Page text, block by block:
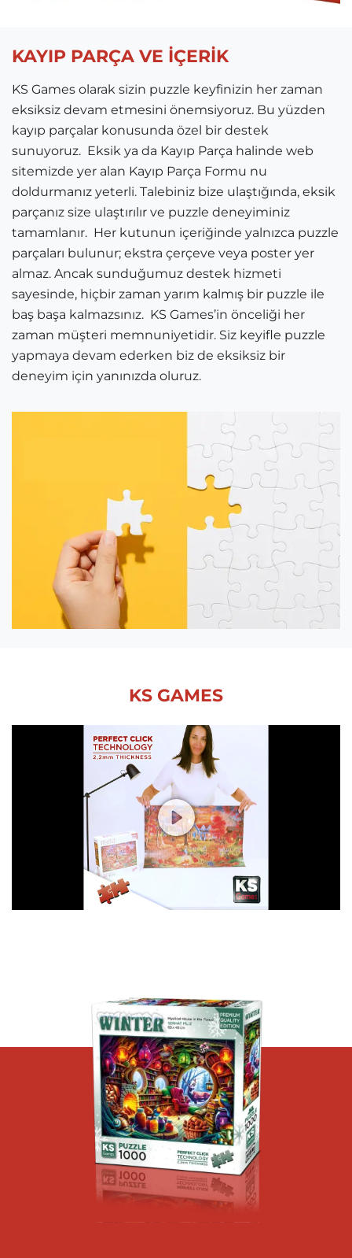
KAYIP PARÇA VE İÇERİK
KS Games olarak sizin puzzle keyfinizin her zaman
eksiksiz devam etmesini önemsiyoruz. Bu yüzden
kayıp parçalar konusunda özel bir destek
sunuyoruz. Eksik ya da Kayıp Parça halinde web
sitemizde yer alan Kayıp Parça Formu nu
doldurmanız yeterli. Talebiniz bize ulaştığında, eksik
parçanız size ulaştırılır ve puzzle deneyiminiz
tamamlanır. Her kutunun içeriğinde yalnızca puzzle
parçaları bulunur; ekstra çerçeve veya poster yer
almaz. Ancak sunduğumuz destek hizmeti
sayesinde, hiçbir zaman yarım kalmış bir puzzle ile
baş başa kalmazsınız. KS Games’in önceliği her
zaman müşteri memnuniyetidir. Siz keyifle puzzle
yapmaya devam ederken biz de eksiksiz bir
deneyim için yanınızda oluruz.
KS GAMES